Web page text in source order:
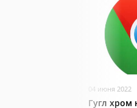
04 июня 2022
Гугл хром